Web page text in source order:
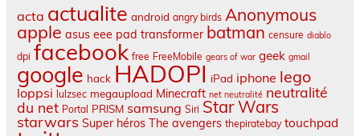
acta actualite android angry birds Anonymous
apple asus eee pad transformer batman censure diablo
dpi facebook free FreeMobile gears of war geek gmail
google hack HADOPI iPad iphone lego
loppsi lulzsec megaupload Minecraft net neutralité neutralité
du net Portal PRISM samsung Siri Star Wars
starwars Super héros The avengers thepiratebay touchpad